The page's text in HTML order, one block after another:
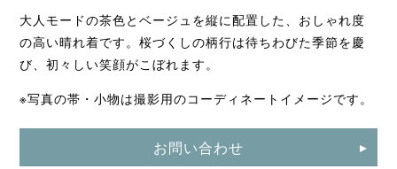
大人モードの茶色とベージュを縦に配置した、おしゃれ度
の高い晴れ着です。桜づくしの柄行は待ちわびた季節を慶
び、初々しい笑顔がこぼれます。
※写真の帯・小物は撮影用のコーディネートイメージです。
お問い合わせ